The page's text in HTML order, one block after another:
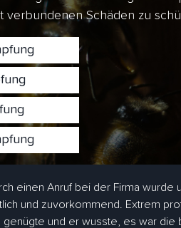
verbundenen Schäden zu
einen Anruf bei der Firma wurde
und zuvorkommend. Extrem
und er wusste, es war die